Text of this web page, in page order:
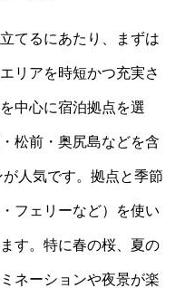
てるにあたり、まずは
リアを時短かつ充実さ
中心に宿泊拠点を選
松前・奥尻島などを含
人気です。拠点と季節
フェリーなど）を使い
す。特に春の桜、夏の
ネーションや夜景が楽